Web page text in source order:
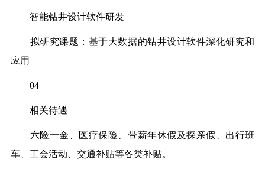
智能钻井设计软件研发
拟研究课题：基于大数据的钻井设计软件深化研究和
应用
04
相关待遇
六险一金、医疗保险、带薪年休假及探亲假、出行班
车、工会活动、交通补贴等各类补贴。